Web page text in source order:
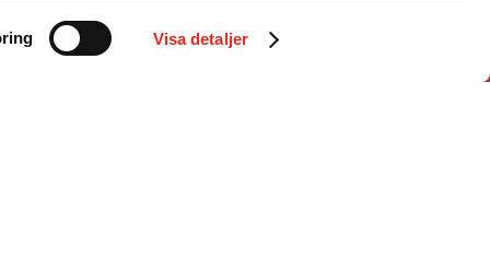
Visa detaljer
JALUSIGUIDEN INTERAKTIV →